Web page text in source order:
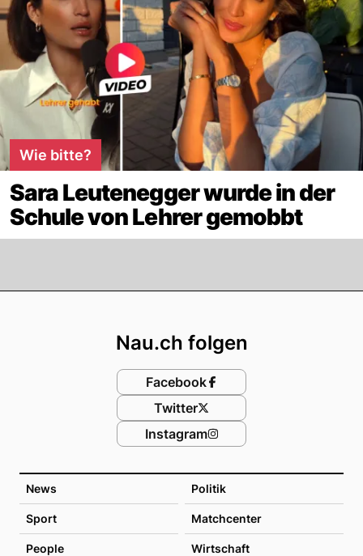
Wie bitte?
Sara Leutenegger wurde in der
Schule von Lehrer gemobbt
News Politik
Sport Matchcenter
People Wirtschaft
Nau.ch folgen
Facebook
Twitter
Instagram